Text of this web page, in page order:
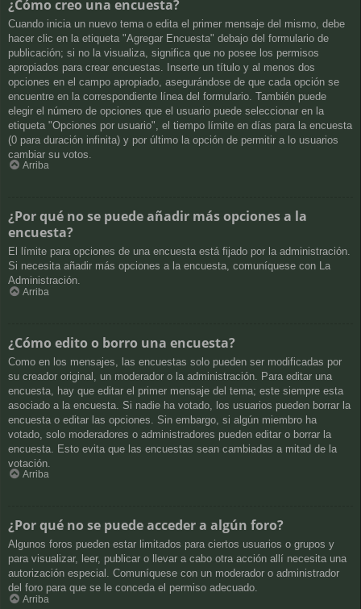
¿Cómo creo una encuesta?
Cuando inicia un nuevo tema o edita el primer mensaje del mismo, debe
hacer clic en la etiqueta "Agregar Encuesta" debajo del formulario de
publicación; si no la visualiza, significa que no posee los permisos
apropiados para crear encuestas. Inserte un título y al menos dos
opciones en el campo apropiado, asegurándose de que cada opción se
encuentre en la correspondiente línea del formulario. También puede
elegir el número de opciones que el usuario puede seleccionar en la
etiqueta "Opciones por usuario", el tiempo límite en días para la encuesta
(0 para duración infinita) y por último la opción de permitir a lo usuarios
cambiar su votos.
Arriba
¿Por qué no se puede añadir más opciones a la
encuesta?
El límite para opciones de una encuesta está fijado por la administración.
Si necesita añadir más opciones a la encuesta, comuníquese con La
Administración.
Arriba
¿Cómo edito o borro una encuesta?
Como en los mensajes, las encuestas solo pueden ser modificadas por
su creador original, un moderador o la administración. Para editar una
encuesta, hay que editar el primer mensaje del tema; este siempre esta
asociado a la encuesta. Si nadie ha votado, los usuarios pueden borrar la
encuesta o editar las opciones. Sin embargo, si algún miembro ha
votado, solo moderadores o administradores pueden editar o borrar la
encuesta. Esto evita que las encuestas sean cambiadas a mitad de la
votación.
Arriba
¿Por qué no se puede acceder a algún foro?
Algunos foros pueden estar limitados para ciertos usuarios o grupos y
para visualizar, leer, publicar o llevar a cabo otra acción allí necesita una
autorización especial. Comuníquese con un moderador o administrador
del foro para que se le conceda el permiso adecuado.
Arriba